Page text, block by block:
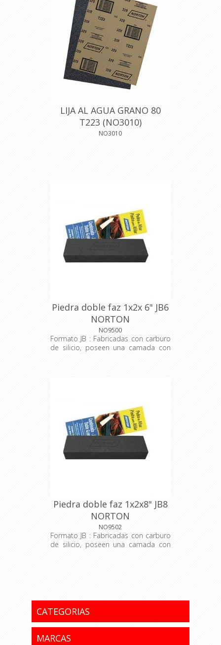
LIJA AL AGUA GRANO 80
T223 (NO3010)
NO3010
Piedra doble faz 1x2x 6" JB6
NORTON
NO9500
Formato JB : Fabricadas con carburo
de silicio, poseen una camada con
Piedra doble faz 1x2x8" JB8
NORTON
NO9502
Formato JB : Fabricadas con carburo
de silicio, poseen una camada con
CATEGORIAS
MARCAS